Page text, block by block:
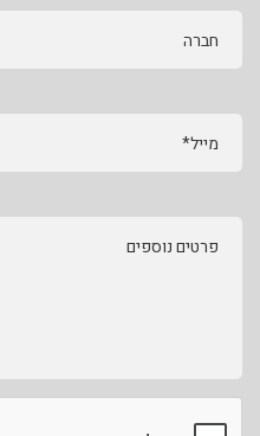
חברה
מייל*
פרטים נוספים